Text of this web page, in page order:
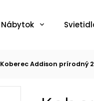
Nábytok
Koberec Addison prírodný